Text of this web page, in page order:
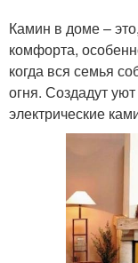
Камин в доме –
комфорта,
когда вся семья
огня. Создадут
электрические